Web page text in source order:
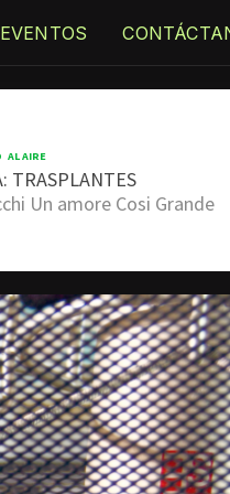
EVENTOS